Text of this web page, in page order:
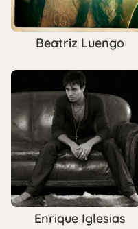
Beatriz Luengo
Enrique Iglesias